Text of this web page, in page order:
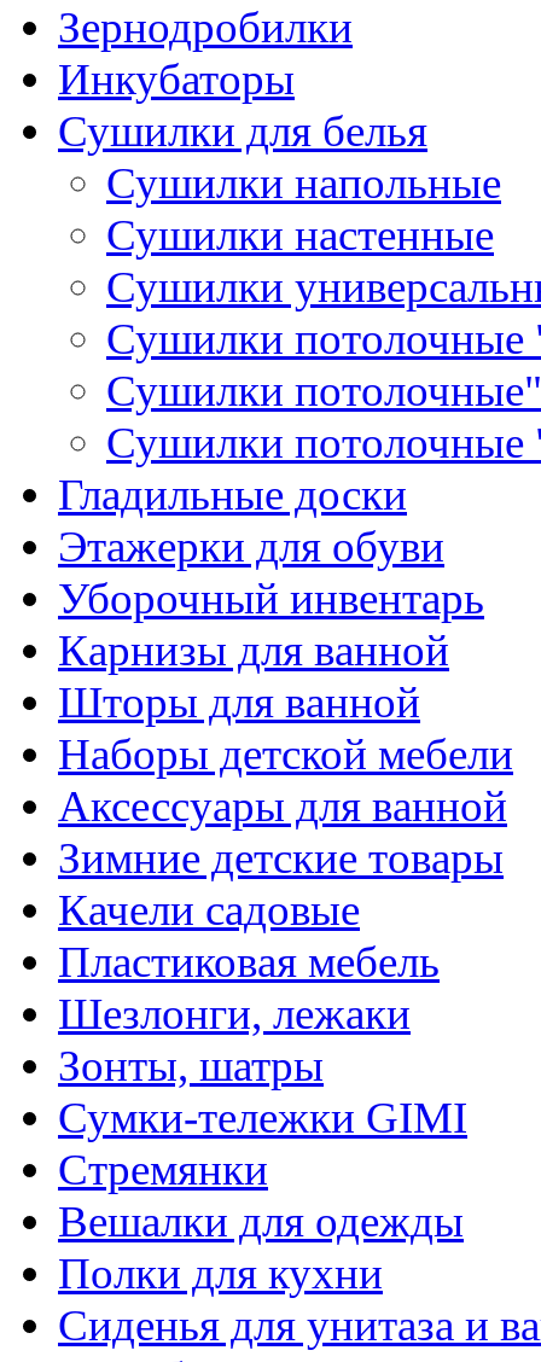
Зернодробилки
Инкубаторы
Сушилки для белья
Сушилки напольные
Сушилки настенные
Сушилки
Сушилки потолочные
Сушилки
Сушилки потолочные
Гладильные доски
Этажерки для обуви
Уборочный инвентарь
Карнизы для ванной
Шторы для ванной
Наборы детской мебели
Аксессуары для ванной
Зимние детские товары
Качели садовые
Пластиковая мебель
Шезлонги, лежаки
Зонты, шатры
Сумки-тележки GIMI
Стремянки
Вешалки для одежды
Полки для кухни
Сиденья для унитаза и